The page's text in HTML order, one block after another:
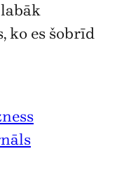
ko es šobrīd